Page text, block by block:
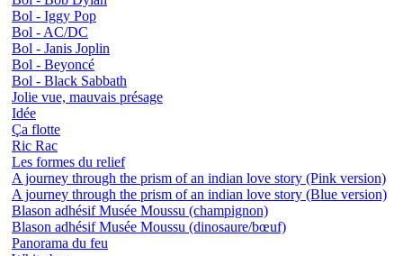
Bol - Iggy Pop
Bol - AC/DC
Bol - Janis Joplin
Bol - Beyoncé
Bol - Black Sabbath
Jolie vue, mauvais présage
Idée
Ça flotte
Ric Rac
Les formes du relief
A journey through the prism of an indian love story (Pink version)
A journey through the prism of an indian love story (Blue version)
Blason adhésif Musée Moussu (champignon)
Blason adhésif Musée Moussu (dinosaure/bœuf)
Panorama du feu